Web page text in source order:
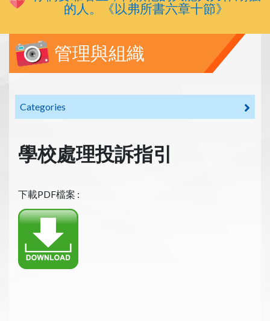
的人。《以弗所書六章十節》
管理與組織
Categories
學校處理投訴指引
下載PDF檔案 :